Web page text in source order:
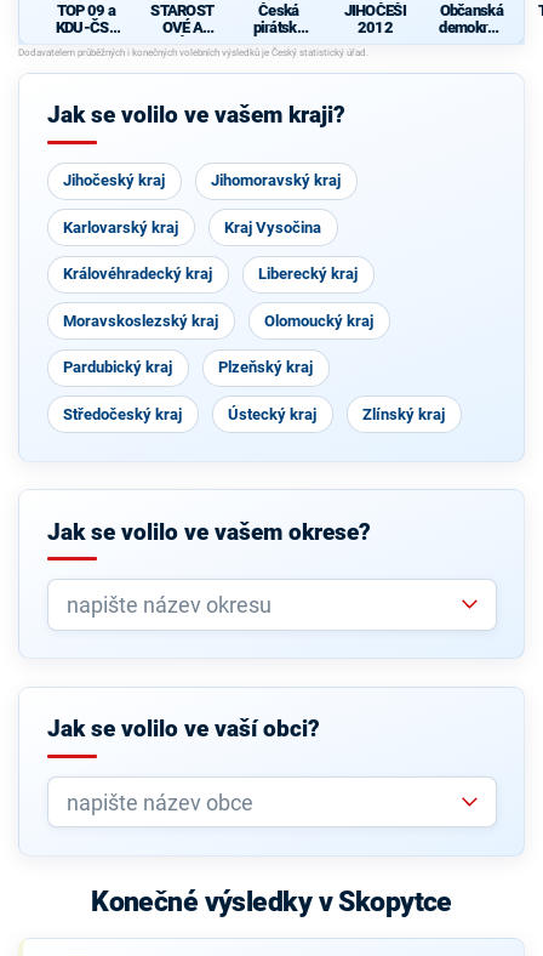
TOP 09 a
KDU-ČSL
- Společně
pro jižní
Čechy
STAROST
OVÉ A
NEZÁVISL
Í
Česká
pirátská
strana
JIHOČEŠI
2012
Občanská
demokrati
cká strana
Jak se volilo ve vašem kraji?
Jihočeský kraj Jihomoravský kraj
Karlovarský kraj Kraj Vysočina
Královéhradecký kraj Liberecký kraj
Moravskoslezský kraj Olomoucký kraj
Pardubický kraj Plzeňský kraj
Středočeský kraj Ústecký kraj Zlínský kraj
Jak se volilo ve vašem okrese?
Jak se volilo ve vaší obci?
Konečné výsledky v Skopytce